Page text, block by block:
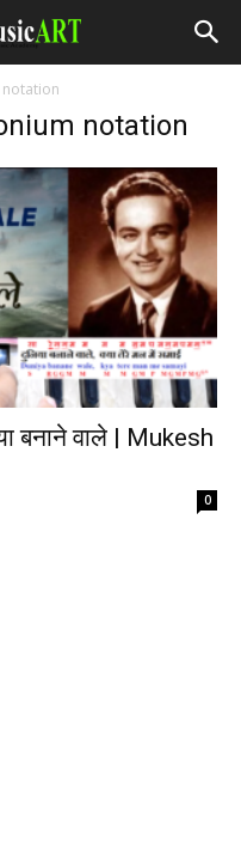
notation
बनाने वाले | Mukesh
0